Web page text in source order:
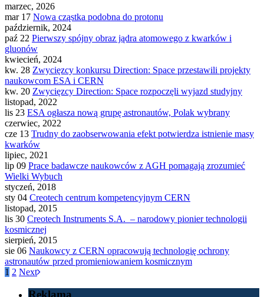
marzec, 2026
mar 17 Nowa cząstka podobna do protonu
październik, 2024
paź 22 Pierwszy spójny obraz jądra atomowego z kwarków i
gluonów
kwiecień, 2024
kw. 28 Zwycięzcy konkursu Direction: Space przestawili projekty
naukowcom ESA i CERN
kw. 20 Zwycięzcy Direction: Space rozpoczęli wyjazd studyjny
listopad, 2022
lis 23 ESA ogłasza nową grupę astronautów, Polak wybrany
czerwiec, 2022
cze 13 Trudny do zaobserwowania efekt potwierdza istnienie masy
kwarków
lipiec, 2021
lip 09 Prace badawcze naukowców z AGH pomagają zrozumieć
Wielki Wybuch
styczeń, 2018
sty 04 Creotech centrum kompetencyjnym CERN
listopad, 2015
lis 30 Creotech Instruments S.A. – narodowy pionier technologii
kosmicznej
sierpień, 2015
sie 06 Naukowcy z CERN opracowują technologię ochrony
astronautów przed promieniowaniem kosmicznym
1 2 Next